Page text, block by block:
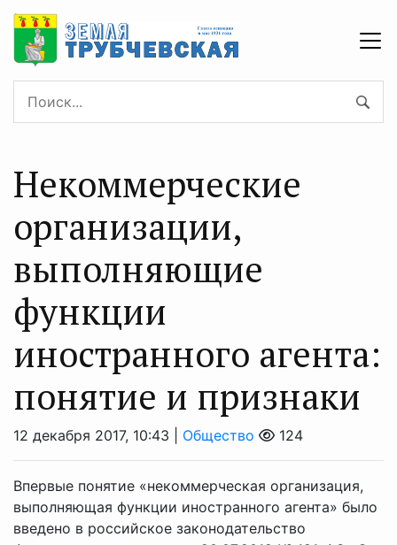
Некоммерческие
организации,
выполняющие
функции
иностранного агента:
понятие и признаки
12 декабря 2017, 10:43 | Общество 124
Впервые понятие «некоммерческая организация,
выполняющая функции иностранного агента» было
введено в российское законодательство